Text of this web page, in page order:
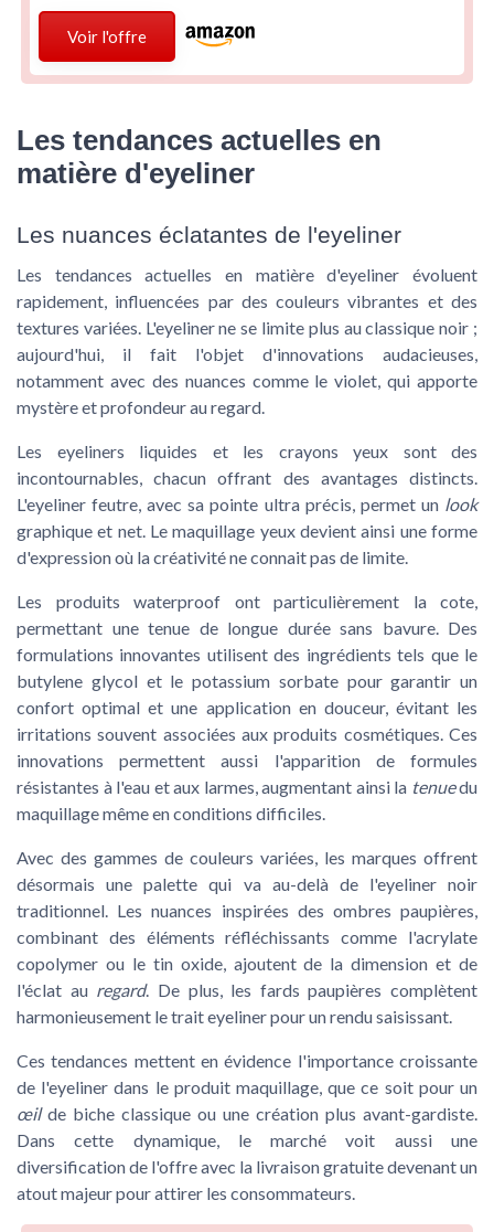
Voir l'offre
Les tendances actuelles en
matière d'eyeliner
Les nuances éclatantes de l'eyeliner
Les tendances actuelles en matière d'eyeliner évoluent
rapidement, influencées par des couleurs vibrantes et des
textures variées. L'eyeliner ne se limite plus au classique noir ;
aujourd'hui, il fait l'objet d'innovations audacieuses,
notamment avec des nuances comme le violet, qui apporte
mystère et profondeur au regard.
Les eyeliners liquides et les crayons yeux sont des
incontournables, chacun offrant des avantages distincts.
L'eyeliner feutre, avec sa pointe ultra précis, permet un look
graphique et net. Lemaquillage yeuxdevient ainsi une forme
d'expression où la créativité ne connait pas de limite.
Les produits waterproof ont particulièrement la cote,
permettant une tenue de longue durée sans bavure. Des
formulations innovantes utilisent des ingrédients tels que le
butylene glycol et le potassium sorbate pour garantir un
confort optimal et une application en douceur, évitant les
irritations souvent associées aux produits cosmétiques. Ces
innovations permettent aussi l'apparition de formules
résistantes à l'eau et aux larmes, augmentant ainsi la tenuedu
maquillage même en conditions difficiles.
Avec des gammes de couleurs variées, les marques offrent
désormais une palette qui va au-delà de l'eyeliner noir
traditionnel. Les nuances inspirées des ombres paupières,
combinant des éléments réfléchissants comme l'acrylate
copolymer ou le tin oxide, ajoutent de la dimension et de
l'éclat au regard. De plus, les fards paupières complètent
harmonieusement le trait eyeliner pour un rendu saisissant.
Ces tendances mettent en évidence l'importance croissante
de l'eyeliner dans le produitmaquillage, que ce soit pour un
œilde biche classique ou une création plus avant-gardiste.
Dans cette dynamique, le marché voit aussi une
diversification de l'offre avec la livraison gratuite devenant un
atout majeur pour attirer les consommateurs.